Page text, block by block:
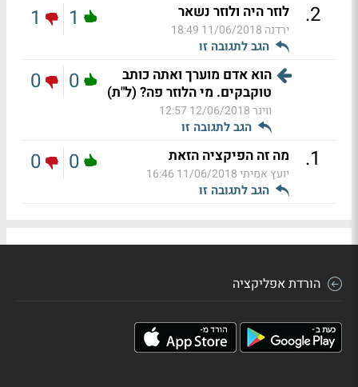
2
. לוזר היה ולוזר נשאר
ירדנה 11/06/2018 18:49
הגב לתגובה זו
1
1
הוא אדם מוערך ואתה כותב
טוקבקים. מי הלוזר פה? (ל"ת)
ווינר12/06/2018 12:57
הגב לתגובה זו
0
0
1
. מה זה הפיקציה הזאת
יועץ אמיתי11/06/2018 16:46
הגב לתגובה זו
0
0
הורדת אפליקציה